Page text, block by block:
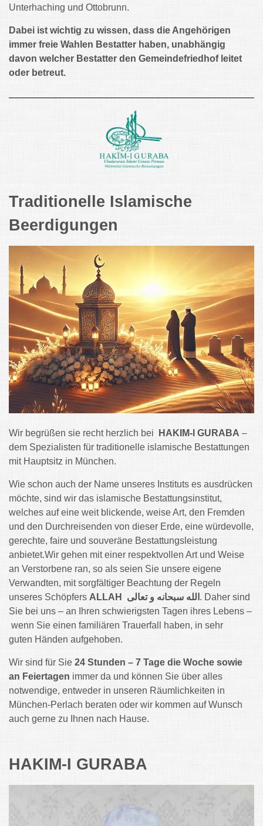
Unterhaching und Ottobrunn.
Dabei ist wichtig zu wissen, dass die Angehörigen
immer freie Wahlen Bestatter haben, unabhängig
davon welcher Bestatter den Gemeindefriedhof leitet
oder betreut.
Traditionelle Islamische
Beerdigungen
Wir begrüßen sie recht herzlich bei HAKIM-I GURABA –
dem Spezialisten für traditionelle islamische Bestattungen
mit Hauptsitz in München.
Wie schon auch der Name unseres Instituts es ausdrücken
möchte, sind wir das islamische Bestattungsinstitut,
welches auf eine weit blickende, weise Art, den Fremden
und den Durchreisenden von dieser Erde, eine würdevolle,
gerechte, faire und souveräne Bestattungsleistung
anbietet.Wir gehen mit einer respektvollen Art und Weise
an Verstorbene ran, so als seien Sie unsere eigene
Verwandten, mit sorgfältiger Beachtung der Regeln
unseres Schöpfers
ALLAH الله سبحانه و تعالى . Daher sind
Sie bei uns – an Ihren schwierigsten Tagen ihres Lebens –
wenn Sie einen familiären Trauerfall haben, in sehr
guten Händen aufgehoben.
Wir sind für Sie 24 Stunden – 7 Tage die Woche sowie
an Feiertagen immer da und können Sie über alles
notwendige, entweder in unseren Räumlichkeiten in
München-Perlach beraten oder wir kommen auf Wunsch
auch gerne zu Ihnen nach Hause.
HAKIM-I GURABA